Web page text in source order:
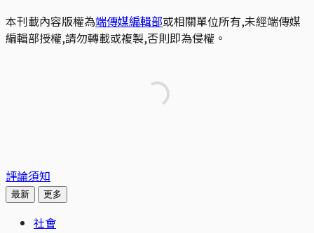
本刊載內容版權為端傳媒編輯部或相關單位所有,未經端傳媒
編輯部授權,請勿轉載或複製,否則即為侵權。
評論須知
最新 更多
社會